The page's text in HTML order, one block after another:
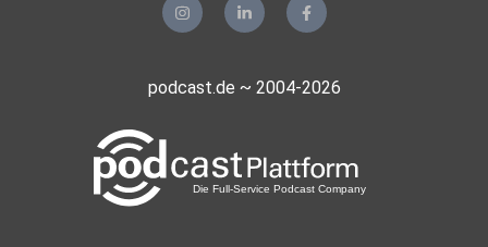
podcast.de ~ 2004-2026